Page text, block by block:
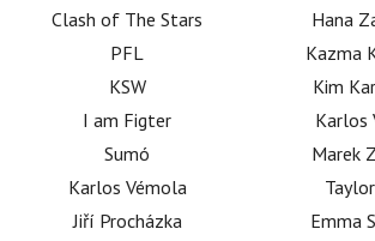
Clash of The Stars
PFL
KSW
I am Figter
Sumó
Karlos Vémola
Jiří Procházka
Hana
Kazma
Kim
Karlos
Marek
Emma